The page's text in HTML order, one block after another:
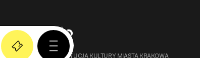
MOCAK – INSTYTUCJA KULTURY MIASTA KRAKOWA